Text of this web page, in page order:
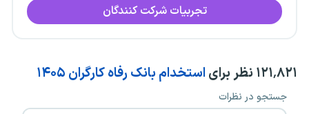
تجربیات شرکت کنندگان
۱۲۱٬۸۲۱ نظر برای استخدام بانک رفاه کارگران ۱۴۰۵
جستجو در نظرات